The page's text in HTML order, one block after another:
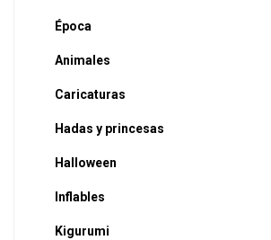
Época
Animales
Caricaturas
Hadas y princesas
Halloween
Inflables
Kigurumi